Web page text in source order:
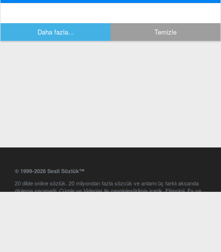
Daha fazla... Temizle
© 1999-2026 Sesli Sözlük™
20 dilde online sözlük. 20 milyondan fazla sözcük ve anlamı üç farklı aksanda
dinleme seçeneği. Cümle ve Videolar ile zenginleştirilmiş içerik. Etimoloji, Eş ve